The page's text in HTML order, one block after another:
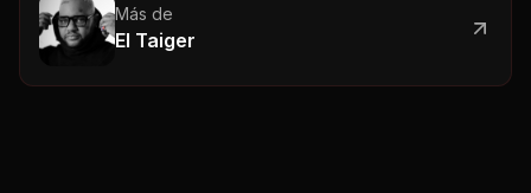
Más de
El Taiger